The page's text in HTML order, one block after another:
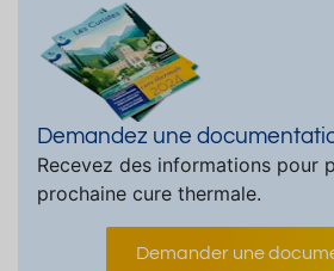
Demandez une
Recevez des informations pour
prochaine cure thermale.
Demander une